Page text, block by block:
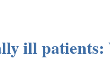
ill patients: